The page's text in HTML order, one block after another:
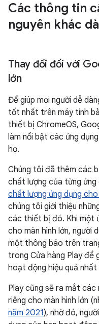
Các thông tin
nguyên khác
Thay đổi đối với
lớn
Để giúp mọi người dễ
tốt nhất trên máy tính
thiết bị ChromeOS,
làm nổi bật các ứng
họ.
Chúng tôi đã thêm các
chất lượng của từng ứng
chất lượng ứng dụng cho
chúng tôi giới thiệu
các thiết bị đó. Khi một
cho màn hình lớn, người
một thông báo trên
trong Cửa hàng Play để
hoạt động hiệu quả
Play cũng sẽ ra mắt các
riêng cho màn hình lớn
năm 2021), nhờ đó,